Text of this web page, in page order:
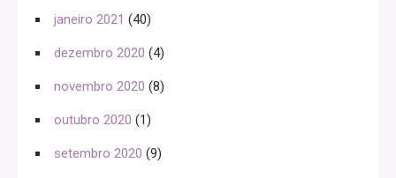
janeiro 2021 (40)
dezembro 2020 (4)
novembro 2020 (8)
outubro 2020 (1)
setembro 2020 (9)